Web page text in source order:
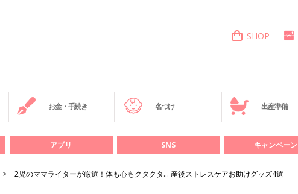
SHOP
お金・手続き 名づけ 出産準備
アプリ SNS キャンペーン
2児のママライターが厳選！体も心もクタクタ… 産後ストレスケアお助けグッズ4選